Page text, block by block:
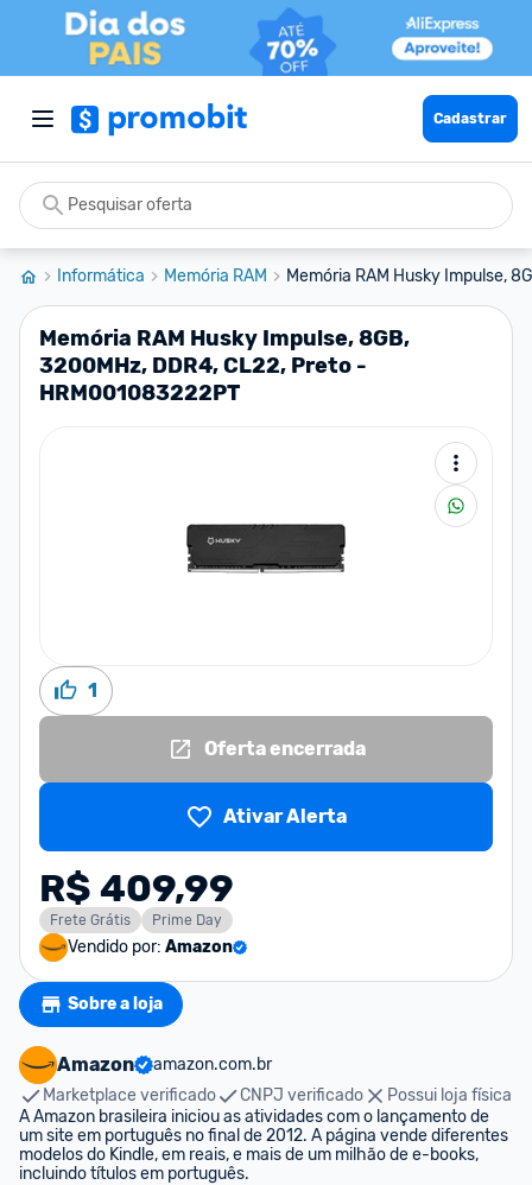
Cadastrar
Informática Memória RAM Memória RAM Husky Impulse,
Memória RAM Husky Impulse, 8GB,
3200MHz, DDR4, CL22, Preto -
HRM001083222PT
1
Oferta encerrada
Ativar Alerta
R$ 409,99
Frete Grátis Prime Day
Vendido por: Amazon
Sobre a loja
Amazon
amazon.com.br
Marketplace verificado
CNPJ verificado
Possui loja física
A Amazon brasileira iniciou as atividades com o lançamento de
um site em português no final de 2012. A página vende diferentes
modelos do Kindle, em reais, e mais de um milhão de e-books,
incluindo títulos em português.